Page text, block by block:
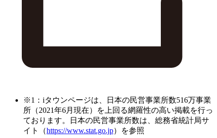
※1：iタウンページは、日本の民営事業所数516万事業
所（2021年6月現在）を上回る網羅性の高い掲載を行っ
ております。日本の民営事業所数は、総務省統計局サ
イト（https://www.stat.go.jp）を参照